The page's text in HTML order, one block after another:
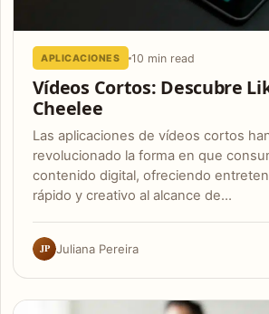
APLICACIONES 10 min read
Vídeos Cortos: Descubre
Cheelee
Las aplicaciones de vídeos cortos
revolucionado la forma en que
contenido digital, ofreciendo
rápido y creativo al alcance de…
JP Juliana Pereira